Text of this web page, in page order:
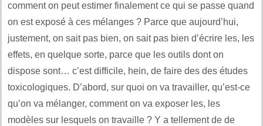
comment on peut estimer finalement ce qui se passe quand
on est exposé à ces mélanges ? Parce que aujourd’hui,
justement, on sait pas bien, on sait pas bien d’écrire les, les
effets, en quelque sorte, parce que les outils dont on
dispose sont… c’est difficile, hein, de faire des des études
toxicologiques. D’abord, sur quoi on va travailler, qu’est-ce
qu’on va mélanger, comment on va exposer les, les
modèles sur lesquels on travaille ? Y a tellement de de